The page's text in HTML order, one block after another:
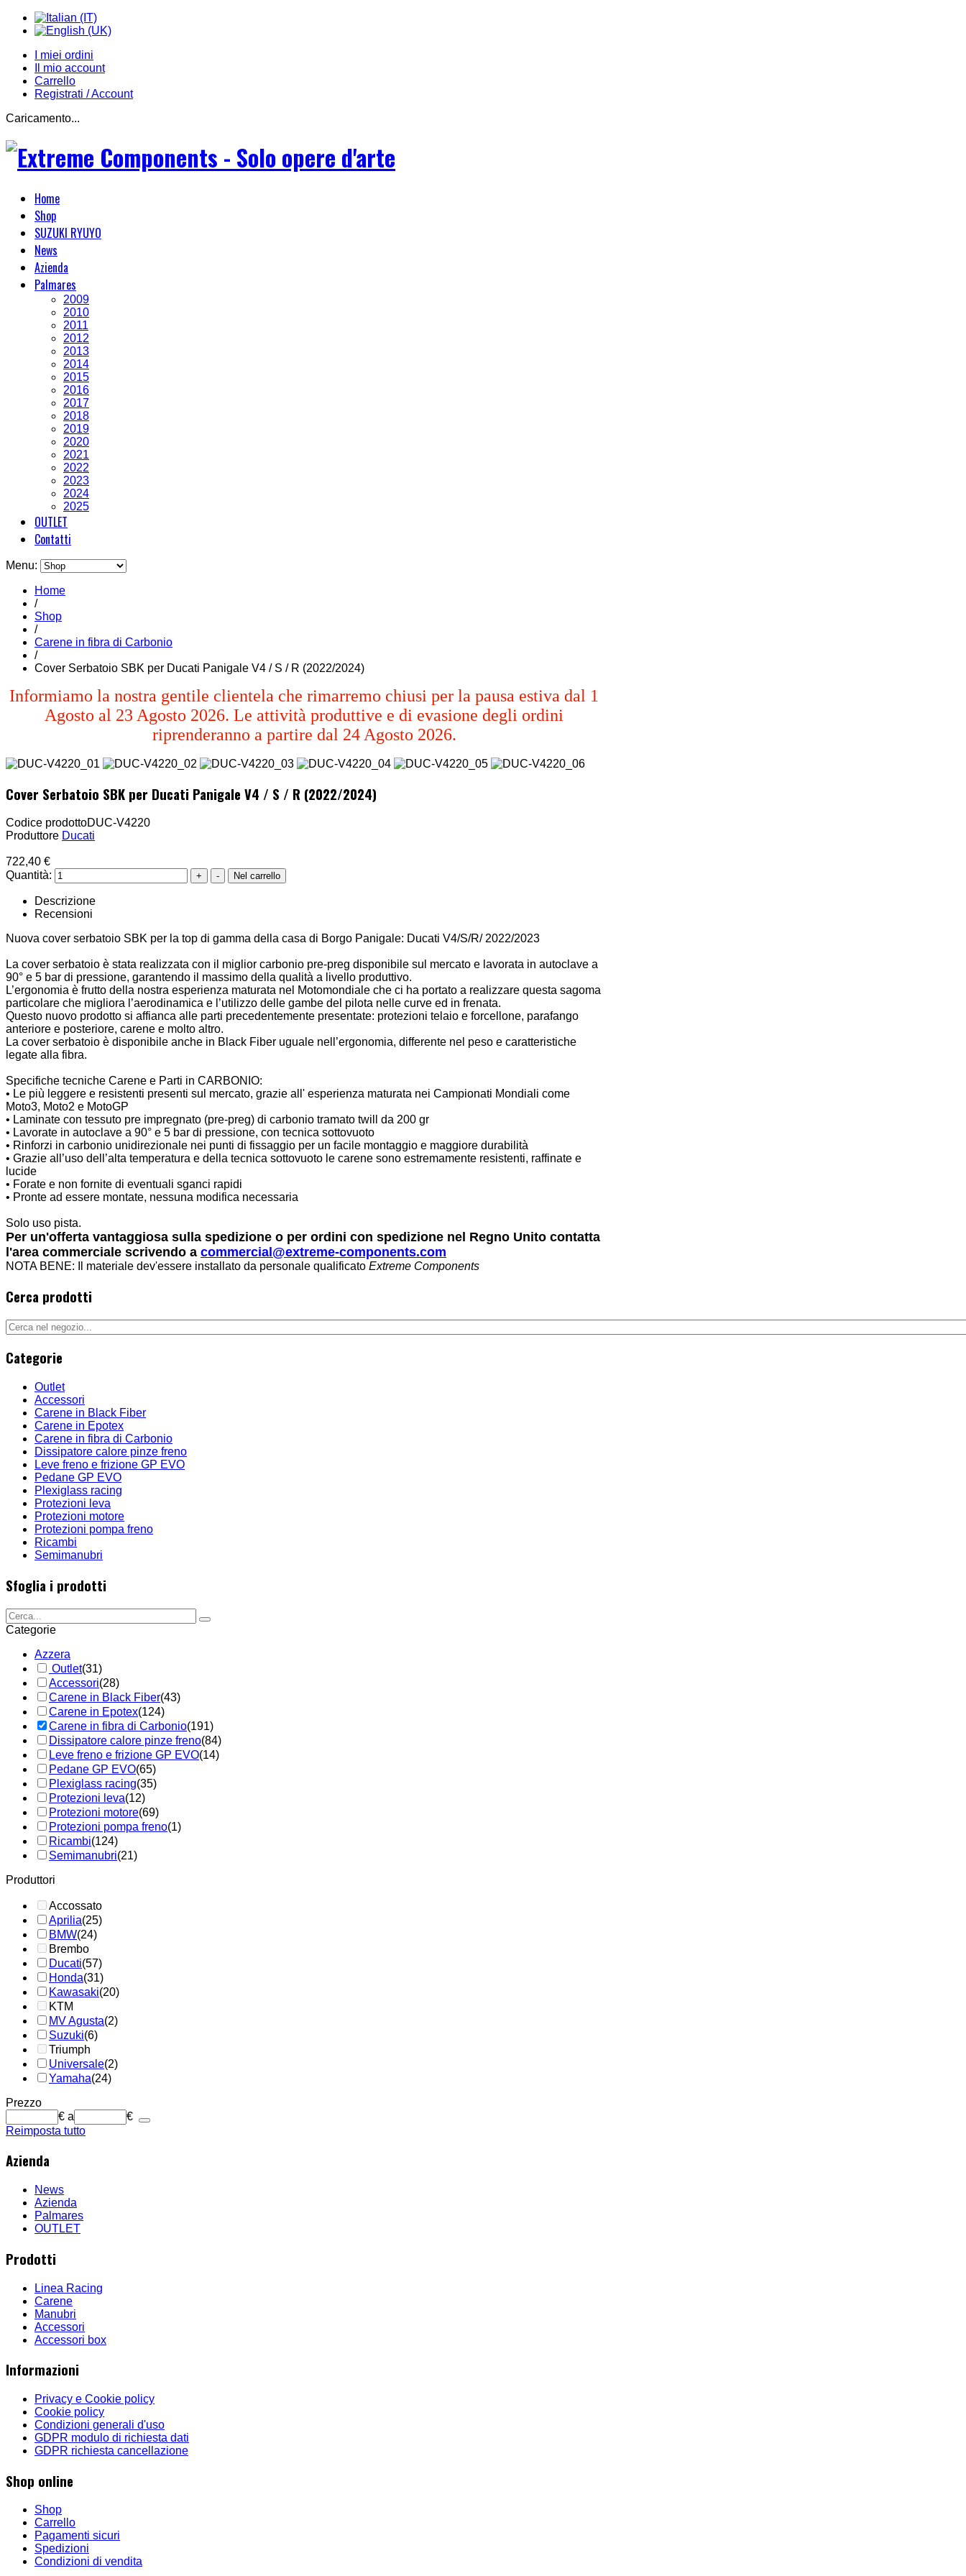
I miei ordini
Il mio account
Carrello
Registrati / Account
Caricamento...
Home
Shop
SUZUKI RYUYO
News
Azienda
Palmares
2009
2010
2011
2012
2013
2014
2015
2016
2017
2018
2019
2020
2021
2022
2023
2024
2025
OUTLET
Contatti
Menu:
Home
/
Shop
/
Carene in fibra di Carbonio
/
Cover Serbatoio SBK per Ducati Panigale V4 / S / R (2022/2024)
Informiamo la nostra gentile clientela che rimarremo chiusi per la pausa estiva dal 1
Agosto al 23 Agosto 2026. Le attività produttive e di evasione degli ordini
riprenderanno a partire dal 24 Agosto 2026.
Cover Serbatoio SBK per Ducati Panigale V4 / S / R (2022/2024)
Codice prodottoDUC-V4220
Produttore Ducati
722,40 €
Quantità:
Descrizione
Recensioni
Nuova cover serbatoio SBK per la top di gamma della casa di Borgo Panigale: Ducati V4/S/R/ 2022/2023
La cover serbatoio è stata realizzata con il miglior carbonio pre-preg disponibile sul mercato e lavorata in autoclave a
90° e 5 bar di pressione, garantendo il massimo della qualità a livello produttivo.
L’ergonomia è frutto della nostra esperienza maturata nel Motomondiale che ci ha portato a realizzare questa sagoma
particolare che migliora l’aerodinamica e l’utilizzo delle gambe del pilota nelle curve ed in frenata.
Questo nuovo prodotto si affianca alle parti precedentemente presentate: protezioni telaio e forcellone, parafango
anteriore e posteriore, carene e molto altro.
La cover serbatoio è disponibile anche in Black Fiber uguale nell’ergonomia, differente nel peso e caratteristiche
legate alla fibra.
Specifiche tecniche Carene e Parti in CARBONIO:
• Le più leggere e resistenti presenti sul mercato, grazie all' esperienza maturata nei Campionati Mondiali come
Moto3, Moto2 e MotoGP
• Laminate con tessuto pre impregnato (pre-preg) di carbonio tramato twill da 200 gr
• Lavorate in autoclave a 90° e 5 bar di pressione, con tecnica sottovuoto
• Rinforzi in carbonio unidirezionale nei punti di fissaggio per un facile montaggio e maggiore durabilità
• Grazie all’uso dell’alta temperatura e della tecnica sottovuoto le carene sono estremamente resistenti, raffinate e
lucide
• Forate e non fornite di eventuali sganci rapidi
• Pronte ad essere montate, nessuna modifica necessaria
Solo uso pista.
Per un'offerta vantaggiosa sulla spedizione o per ordini con spedizione nel Regno Unito contatta
l'area commerciale scrivendo a commercial@extreme-components.com
NOTA BENE: Il materiale dev'essere installato da personale qualificato Extreme Components
Cerca prodotti
Categorie
Outlet
Accessori
Carene in Black Fiber
Carene in Epotex
Carene in fibra di Carbonio
Dissipatore calore pinze freno
Leve freno e frizione GP EVO
Pedane GP EVO
Plexiglass racing
Protezioni leva
Protezioni motore
Protezioni pompa freno
Ricambi
Semimanubri
Sfoglia i prodotti
Categorie
Azzera
Outlet(31)
Accessori(28)
Carene in Black Fiber(43)
Carene in Epotex(124)
Carene in fibra di Carbonio(191)
Dissipatore calore pinze freno(84)
Leve freno e frizione GP EVO(14)
Pedane GP EVO(65)
Plexiglass racing(35)
Protezioni leva(12)
Protezioni motore(69)
Protezioni pompa freno(1)
Ricambi(124)
Semimanubri(21)
Produttori
Accossato
Aprilia(25)
BMW(24)
Brembo
Ducati(57)
Honda(31)
Kawasaki(20)
KTM
MV Agusta(2)
Suzuki(6)
Triumph
Universale(2)
Yamaha(24)
Prezzo
€ a
€
Reimposta tutto
Azienda
News
Azienda
Palmares
OUTLET
Prodotti
Linea Racing
Carene
Manubri
Accessori
Accessori box
Informazioni
Privacy e Cookie policy
Cookie policy
Condizioni generali d'uso
GDPR modulo di richiesta dati
GDPR richiesta cancellazione
Shop online
Shop
Carrello
Pagamenti sicuri
Spedizioni
Condizioni di vendita